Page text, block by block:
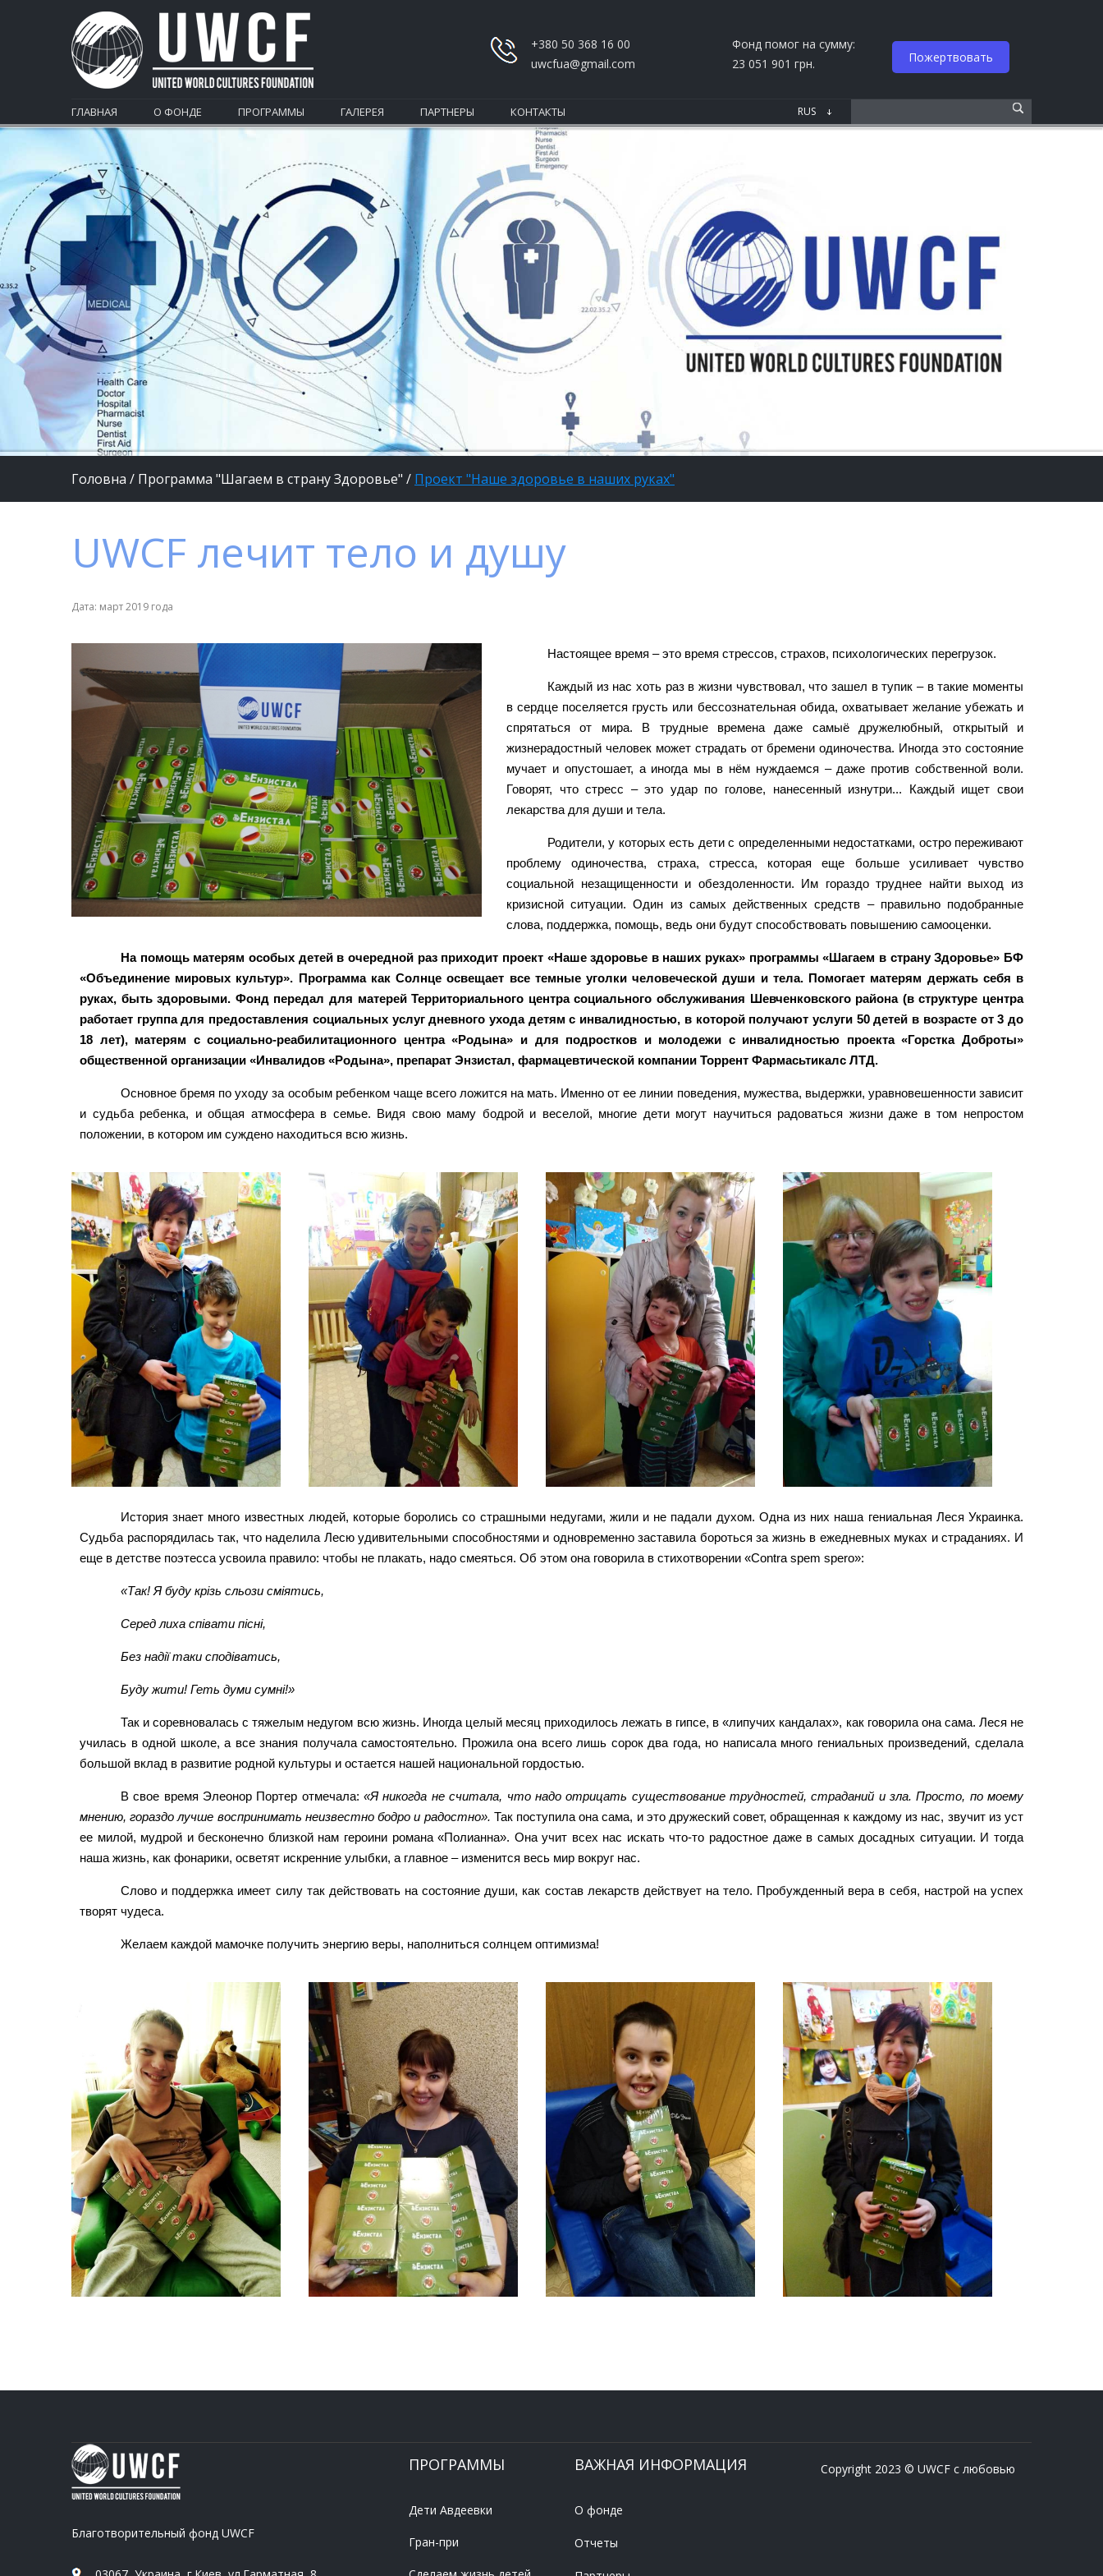
+380 50 368 16 00
uwcfua@gmail.com
Фонд помог на сумму:
23 051 901 грн.
Пожертвовать
ГЛАВНАЯ О ФОНДЕ ПРОГРАММЫ ГАЛЕРЕЯ ПАРТНЕРЫ КОНТАКТЫ
Головна / Программа "Шагаем в страну Здоровье" / Проект "Наше здоровье в наших руках"
UWCF лечит тело и душу
Дата: март 2019 года
Настоящее время – это время стрессов, страхов, психологических перегрузок.
Каждый из нас хоть раз в жизни чувствовал, что зашел в тупик – в такие моменты
в сердце поселяется грусть или бессознательная обида, охватывает желание убежать и
спрятаться от мира. В трудные времена даже самыё дружелюбный, открытый и
жизнерадостный человек может страдать от бремени одиночества. Иногда это состояние
мучает и опустошает, а иногда мы в нём нуждаемся – даже против собственной воли.
Говорят, что стресс – это удар по голове, нанесенный изнутри... Каждый ищет свои
лекарства для души и тела.
Родители, у которых есть дети с определенными недостатками, остро переживают
проблему одиночества, страха, стресса, которая еще больше усиливает чувство
социальной незащищенности и обездоленности. Им гораздо труднее найти выход из
кризисной ситуации. Один из самых действенных средств – правильно подобранные
слова, поддержка, помощь, ведь они будут способствовать повышению самооценки.
На помощь матерям особых детей в очередной раз приходит проект «Наше здоровье в наших руках» программы «Шагаем в страну Здоровье» БФ
«Объединение мировых культур». Программа как Солнце освещает все темные уголки человеческой души и тела. Помогает матерям держать себя в
руках, быть здоровыми. Фонд передал для матерей Территориального центра социального обслуживания Шевченковского района (в структуре центра
работает группа для предоставления социальных услуг дневного ухода детям с инвалидностью, в которой получают услуги 50 детей в возрасте от 3 до
18 лет), матерям с социально-реабилитационного центра «Родына» и для подростков и молодежи с инвалидностью проекта «Горстка Доброты»
общественной организации «Инвалидов «Родына», препарат Энзистал, фармацевтической компании Торрент Фармасьтикалс ЛТД.
Основное бремя по уходу за особым ребенком чаще всего ложится на мать. Именно от ее линии поведения, мужества, выдержки, уравновешенности зависит
и судьба ребенка, и общая атмосфера в семье. Видя свою маму бодрой и веселой, многие дети могут научиться радоваться жизни даже в том непростом
положении, в котором им суждено находиться всю жизнь.
История знает много известных людей, которые боролись со страшными недугами, жили и не падали духом. Одна из них наша гениальная Леся Украинка.
Судьба распорядилась так, что наделила Лесю удивительными способностями и одновременно заставила бороться за жизнь в ежедневных муках и страданиях. И
еще в детстве поэтесса усвоила правило: чтобы не плакать, надо смеяться. Об этом она говорила в стихотворении «Contra spem spero»:
«Так! Я буду крізь сльози сміятись,
Серед лиха співати пісні,
Без надії таки сподіватись,
Буду жити! Геть думи сумні!»
Так и соревновалась с тяжелым недугом всю жизнь. Иногда целый месяц приходилось лежать в гипсе, в «липучих кандалах», как говорила она сама. Леся не
училась в одной школе, а все знания получала самостоятельно. Прожила она всего лишь сорок два года, но написала много гениальных произведений, сделала
большой вклад в развитие родной культуры и остается нашей национальной гордостью.
В свое время Элеонор Портер отмечала:«Я никогда не считала, что надо отрицать существование трудностей, страданий и зла. Просто, по моему
мнению, гораздо лучше воспринимать неизвестно бодро и радостно». Так поступила она сама, и это дружеский совет, обращенная к каждому из нас, звучит из уст
ее милой, мудрой и бесконечно близкой нам героини романа «Полианна». Она учит всех нас искать что-то радостное даже в самых досадных ситуации. И тогда
наша жизнь, как фонарики, осветят искренние улыбки, а главное – изменится весь мир вокруг нас.
Слово и поддержка имеет силу так действовать на состояние души, как состав лекарств действует на тело. Пробужденный вера в себя, настрой на успех
творят чудеса.
Желаем каждой мамочке получить энергию веры, наполниться солнцем оптимизма!
Благотворительный фонд UWCF
ПРОГРАММЫ
Дети Авдеевки
Гран-при
ВАЖНАЯ ИНФОРМАЦИЯ
О фонде
Отчеты
Copyright 2023 © UWCF с любовью